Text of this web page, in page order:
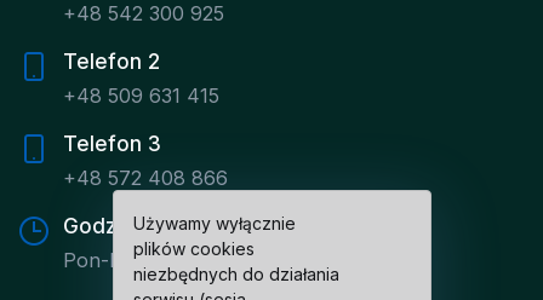
+48 542 300 925
Telefon 2
+48 509 631 415
Telefon 3
+48 572 408 866
Godziny pracy
Pon-Pt: 8:00 - 16:00
Używamy wyłącznie
plików cookies
niezbędnych do działania